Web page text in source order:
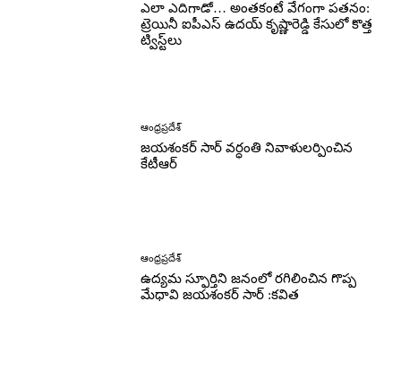
ఎలా ఎదిగాడో… అంతకంటే వేగంగా పతనం:
ట్రెయినీ ఐపీఎస్ ఉదయ్ కృష్ణారెడ్డి కేసులో కొత్త
ట్విస్ట్‌లు
ఆంధ్రప్రదేశ్
జయశంకర్ సార్ వర్ధంతి నివాళులర్పించిన
కేటీఆర్
ఆంధ్రప్రదేశ్
ఉద్యమ స్ఫూర్తిని జనంలో రగిలించిన గొప్ప
మేధావి జయశంకర్ సార్ :కవిత